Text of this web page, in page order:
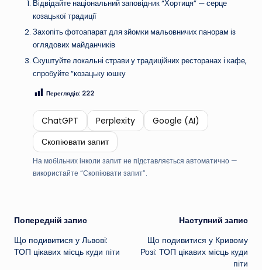
Відвідайте національний заповідник “Хортиця” — серце
козацької традиції
Захопіть фотоапарат для зйомки мальовничих панорам із
оглядових майданчиків
Скуштуйте локальні страви у традиційних ресторанах і кафе,
спробуйте “козацьку юшку
Переглядів: 222
ChatGPT Perplexity
Google (AI)
Скопіювати запит
На мобільних інколи запит не підставляється автоматично —
використайте “Скопіювати запит”.
Навігація
по
Попередній запис
Що подивитися у Львові:
ТОП цікавих місць куди піти
Наступний запис
Що подивитися у Кривому
Розі: ТОП цікавих місць куди
піти